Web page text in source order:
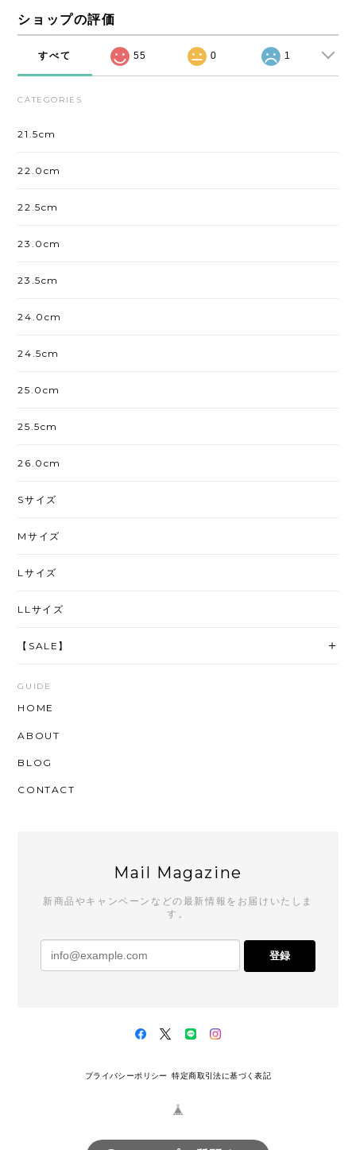
ショップの評価
すべて 55 0 1
CATEGORIES
21.5cm
22.0cm
22.5cm
23.0cm
23.5cm
24.0cm
24.5cm
25.0cm
25.5cm
26.0cm
Sサイズ
Mサイズ
Lサイズ
LLサイズ
【SALE】
GUIDE
HOME
ABOUT
BLOG
CONTACT
Mail Magazine
新商品やキャンペーンなどの最新情報をお届けいたしま
す。
登録
プライバシーポリシー 特定商取引法に基づく表記